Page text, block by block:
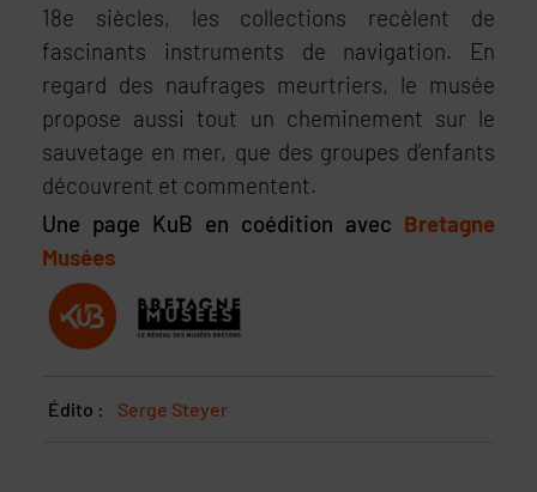
18e siècles, les collections recèlent de
fascinants instruments de navigation. En
regard des naufrages meurtriers, le musée
propose aussi tout un cheminement sur le
sauvetage en mer, que des groupes d’enfants
découvrent et commentent.
Une page KuB en coédition avec Bretagne
Musées
Édito : Serge Steyer